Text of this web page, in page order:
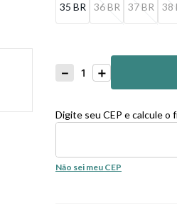
35 BR 36 BR 37 BR 38
＋
－
Comprar
Digite seu CEP e calcule o
Não sei meu CEP